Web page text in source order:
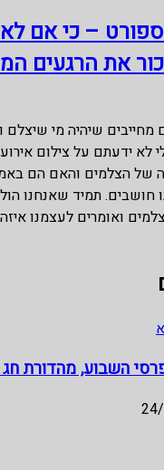
ספורט – כי אם
את הרגעים
מחייבים שיהיה מי
לא ידעתם על צילום
של הצלמים והאם הם
חושבים. תמיד שאנחנו
ואומרים לעצמנו
השבוע, מהדורת